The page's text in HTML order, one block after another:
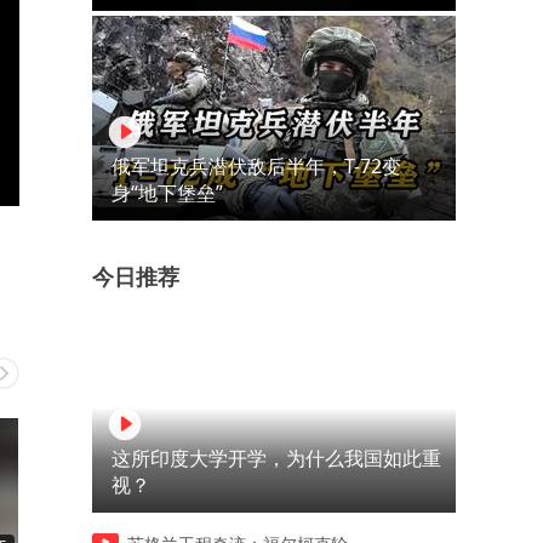
俄军坦克兵潜伏敌后半年，T-72变
身“地下堡垒”
今日推荐
这所印度大学开学，为什么我国如此重
视？